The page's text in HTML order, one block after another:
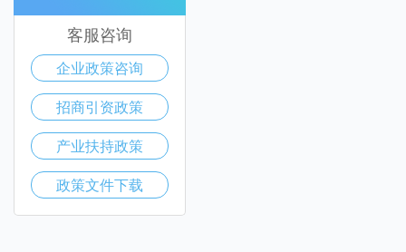
客服咨询
企业政策咨询
招商引资政策
产业扶持政策
政策文件下载